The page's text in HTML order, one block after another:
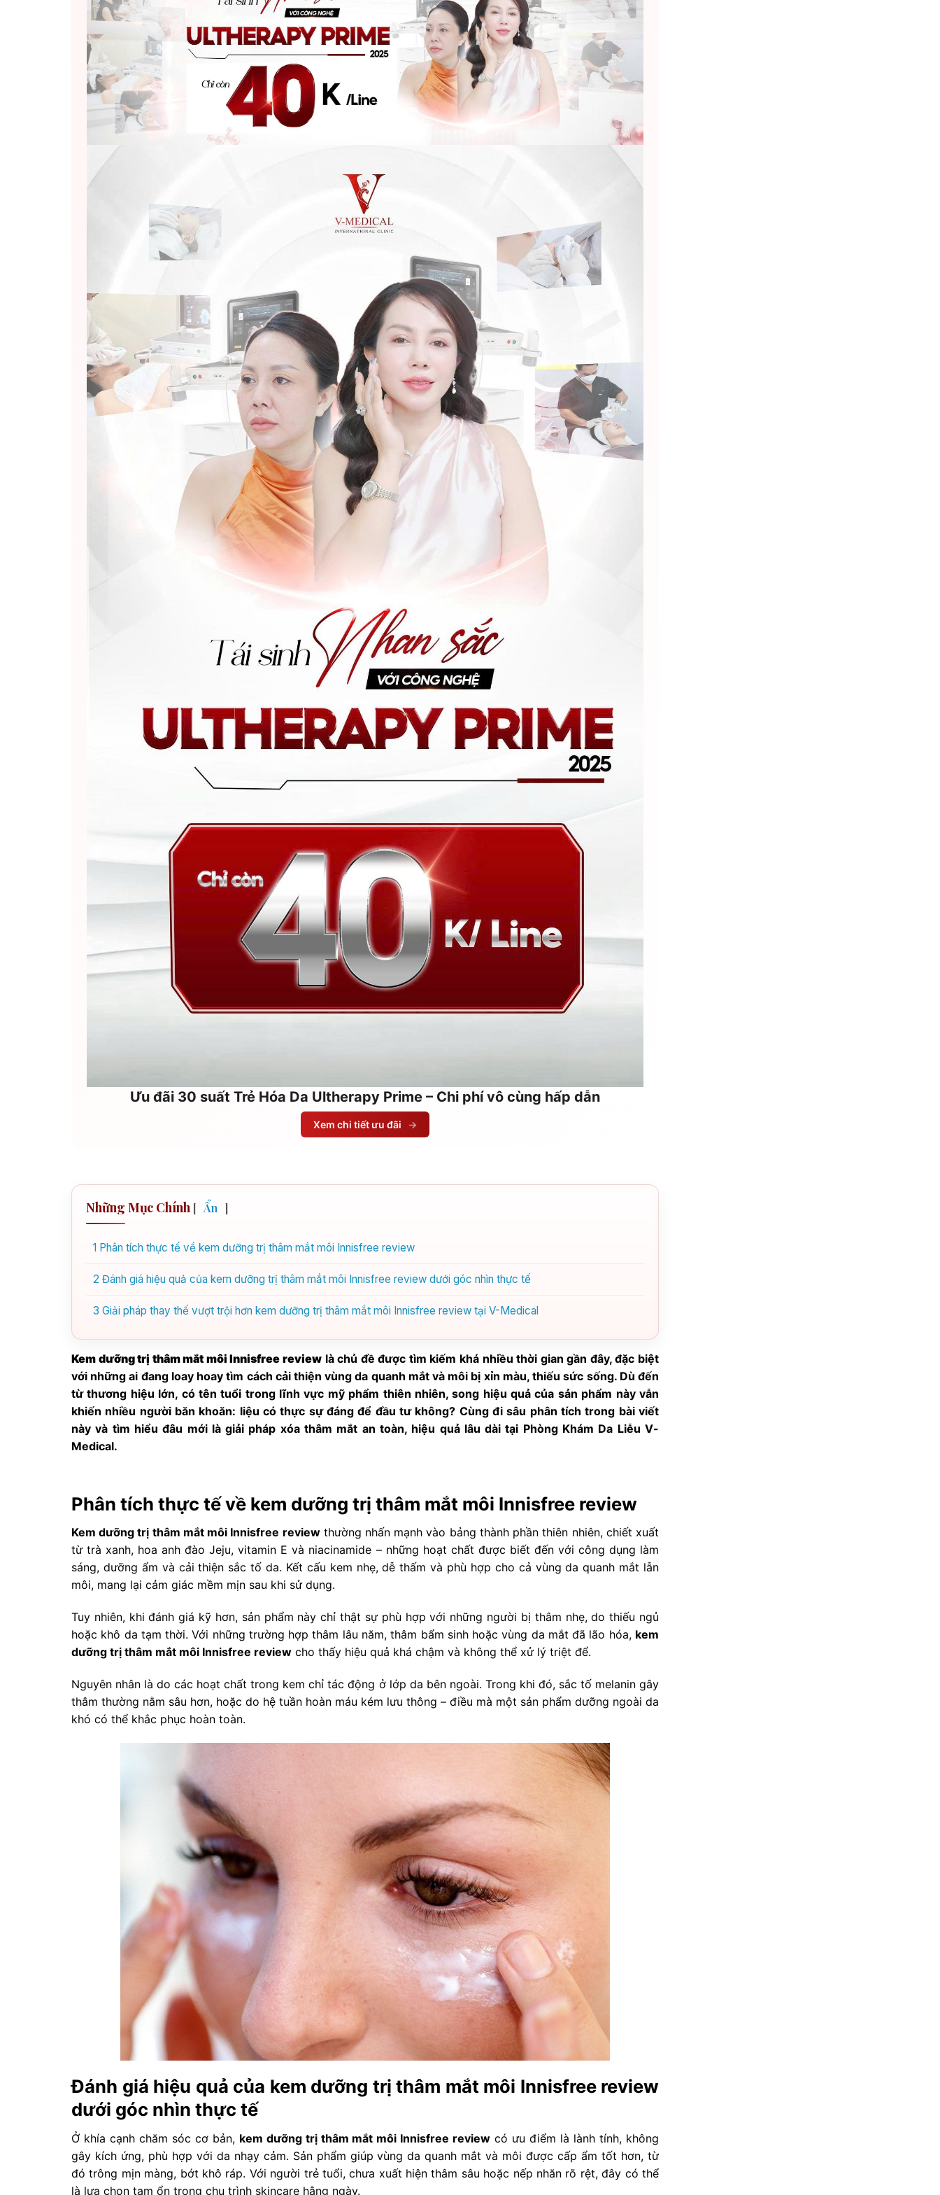
Ưu đãi 30 suất Trẻ Hóa Da Ultherapy Prime – Chi phí vô cùng hấp dẫn
Xem chi tiết ưu đãi →
Những Mục Chính [ Ẩn ]
1 Phân tích thực tế về kem dưỡng trị thâm mắt môi Innisfree review
2 Đánh giá hiệu quả của kem dưỡng trị thâm mắt môi Innisfree review dưới góc nhìn thực tế
3 Giải pháp thay thế vượt trội hơn kem dưỡng trị thâm mắt môi Innisfree review tại V-Medical
Kem dưỡng trị thâm mắt môi Innisfree review là chủ đề được tìm kiếm khá nhiều thời gian gần đây, đặc biệt
với những ai đang loay hoay tìm cách cải thiện vùng da quanh mắt và môi bị xỉn màu, thiếu sức sống. Dù đến
từ thương hiệu lớn, có tên tuổi trong lĩnh vực mỹ phẩm thiên nhiên, song hiệu quả của sản phẩm này vẫn
khiến nhiều người băn khoăn: liệu có thực sự đáng để đầu tư không? Cùng đi sâu phân tích trong bài viết
này và tìm hiểu đâu mới là giải pháp xóa thâm mắt an toàn, hiệu quả lâu dài tại Phòng Khám Da Liễu V-
Medical.
Phân tích thực tế về kem dưỡng trị thâm mắt môi Innisfree review
Kem dưỡng trị thâm mắt môi Innisfree reviewthường nhấn mạnh vào bảng thành phần thiên nhiên, chiết xuất
từ trà xanh, hoa anh đào Jeju, vitamin E và niacinamide – những hoạt chất được biết đến với công dụng làm
sáng, dưỡng ẩm và cải thiện sắc tố da. Kết cấu kem nhẹ, dễ thấm và phù hợp cho cả vùng da quanh mắt lẫn
môi, mang lại cảm giác mềm mịn sau khi sử dụng.
Tuy nhiên, khi đánh giá kỹ hơn, sản phẩm này chỉ thật sự phù hợp với những người bị thâm nhẹ, do thiếu ngủ
hoặc khô da tạm thời. Với những trường hợp thâm lâu năm, thâm bẩm sinh hoặc vùng da mắt đã lão hóa, kem
dưỡng trị thâm mắt môi Innisfree review cho thấy hiệu quả khá chậm và không thể xử lý triệt để.
Nguyên nhân là do các hoạt chất trong kem chỉ tác động ở lớp da bên ngoài. Trong khi đó, sắc tố melanin gây
thâm thường nằm sâu hơn, hoặc do hệ tuần hoàn máu kém lưu thông – điều mà một sản phẩm dưỡng ngoài da
khó có thể khắc phục hoàn toàn.
Đánh giá hiệu quả của kem dưỡng trị thâm mắt môi Innisfree review
dưới góc nhìn thực tế
Ở khía cạnh chăm sóc cơ bản, kem dưỡng trị thâm mắt môi Innisfree review có ưu điểm là lành tính, không
gây kích ứng, phù hợp với da nhạy cảm. Sản phẩm giúp vùng da quanh mắt và môi được cấp ẩm tốt hơn, từ
đó trông mịn màng, bớt khô ráp. Với người trẻ tuổi, chưa xuất hiện thâm sâu hoặc nếp nhăn rõ rệt, đây có thể
là lựa chọn tạm ổn trong chu trình skincare hằng ngày.